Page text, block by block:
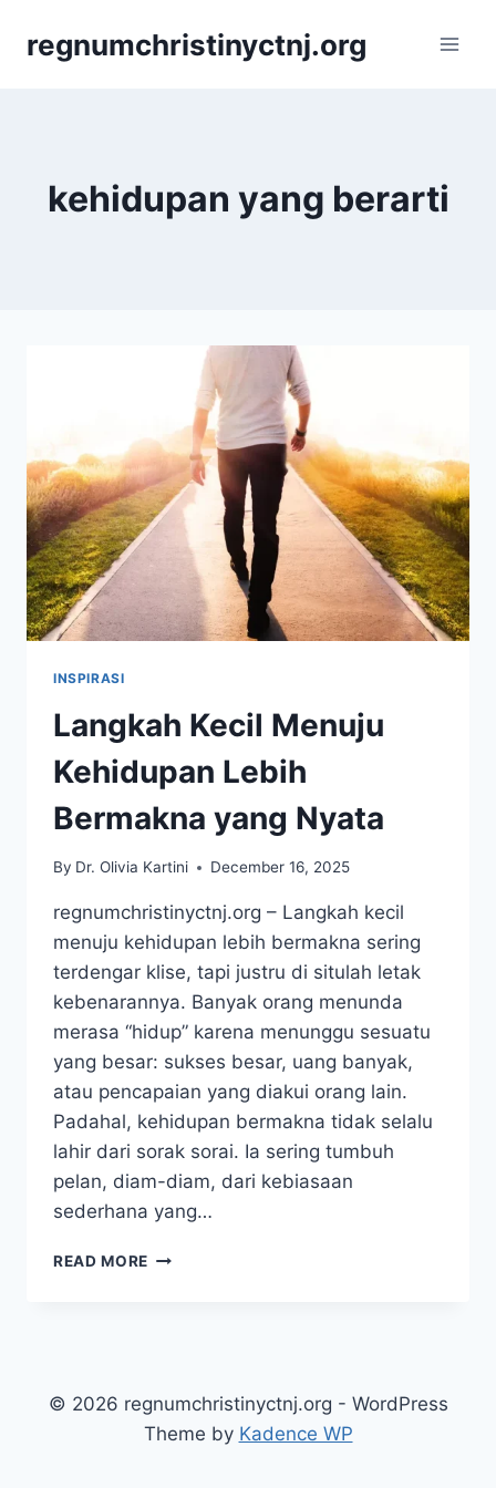
regnumchristinyctnj.org
kehidupan yang berarti
INSPIRASI
Langkah Kecil Menuju
Kehidupan Lebih
Bermakna yang Nyata
By Dr. Olivia Kartini December 16, 2025
regnumchristinyctnj.org – Langkah kecil
menuju kehidupan lebih bermakna sering
terdengar klise, tapi justru di situlah letak
kebenarannya. Banyak orang menunda
merasa “hidup” karena menunggu sesuatu
yang besar: sukses besar, uang banyak,
atau pencapaian yang diakui orang lain.
Padahal, kehidupan bermakna tidak selalu
lahir dari sorak sorai. Ia sering tumbuh
pelan, diam-diam, dari kebiasaan
sederhana yang…
READ MORE LANGKAH
NYATA
© 2026 regnumchristinyctnj.org - WordPress
Theme by Kadence WP